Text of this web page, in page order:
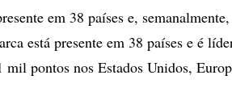
em 38 países e,
está presente em 38 países e é
mil pontos nos Estados Unidos,